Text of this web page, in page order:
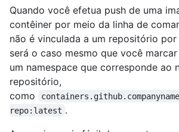
Quando você efetua push de uma
contêiner por meio da linha de
não é vinculada a um repositório por
será o caso mesmo que você
um namespace que corresponde ao
repositório,
como
repo:latest .